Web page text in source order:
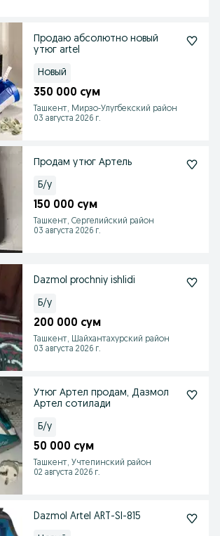
Продаю абсолютно новый
утюг artel
Новый
350 000 сум
Ташкент, Мирзо-Улугбекский район
03 августа 2026 г.
Продам утюг Артель
Б/у
150 000 сум
Ташкент, Сергелийский район
03 августа 2026 г.
Dazmol prochniy ishlidi
Б/у
200 000 сум
Ташкент, Шайхантахурский район
03 августа 2026 г.
Утюг Артел продам, Дазмол
Артел сотилади
Б/у
50 000 сум
Ташкент, Учтепинский район
02 августа 2026 г.
Dazmol Artel ART-SI-815